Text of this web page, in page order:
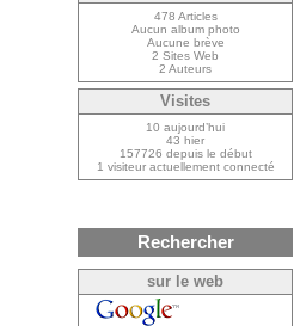
478 Articles
Aucun album photo
Aucune brève
2 Sites Web
2 Auteurs
Visites
10 aujourd’hui
43 hier
157726 depuis le début
1 visiteur actuellement connecté
Rechercher
sur le web